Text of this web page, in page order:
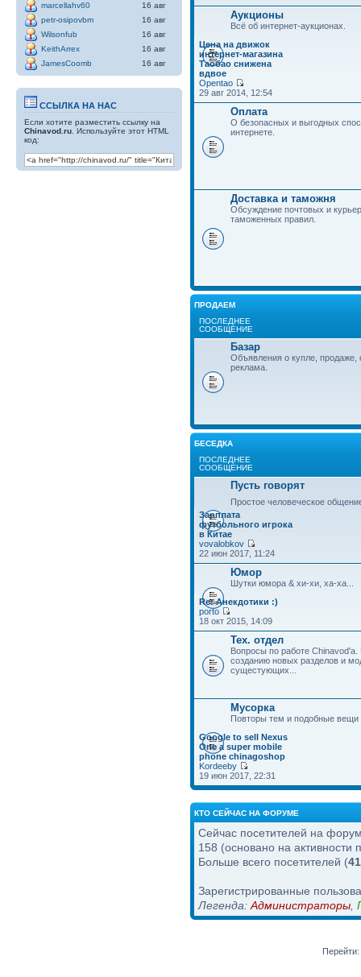
marcellahv60
16 авг
petr-osipovbm
16 авг
Wilsonfub
16 авг
KeithArrex
16 авг
JamesCoomb
16 авг
ССЫЛКА НА НАС
Если хотите разместить ссылку на
Chinavod.ru . Используйте этот HTML
код:
Аукционы
Всё об интернет-аукционах.
Цена на движок
интернет-магазина
Таобао снижена
вдвое
Opentao
29 авг 2014, 12:54
Оплата
О безопасных и выгодных
интернете.
Доставка и таможня
Обсуждение почтовых и
таможенных правил.
ПРОДАЕМ
ПОСЛЕДНЕЕ
СООБЩЕНИЕ
Базар
Объявления о купле, продаже,
реклама.
БЕСЕДКА
ПОСЛЕДНЕЕ
СООБЩЕНИЕ
Пусть говорят
Простое человеческое
Зарплата
футбольного игрока
в Китае
vovalobkov
22 июн 2017, 11:24
Юмор
Шутки юмора & хи-хи, ха-ха...
Re: Анекдотики :)
porto
18 окт 2015, 14:09
Тех. отдел
Вопросы по работе
созданию новых разделов и
сущестующих...
Мусорка
Повторы тем и подобные вещи
Google to sell Nexus
One a super mobile
phone chinagoshop
Kordeeby
19 июн 2017, 22:31
КТО СЕЙЧАС НА ФОРУМЕ
Сейчас посетителей на
158 (основано на активности
Больше всего посетителей (
Зарегистрированные
Легенда: Администраторы
Перейти: